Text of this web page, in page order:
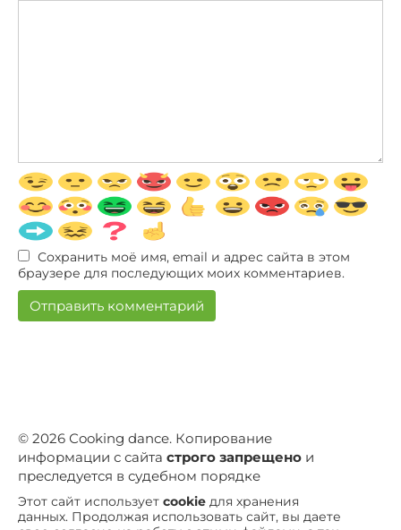
Сохранить моё имя, email и адрес сайта в этом
браузере для последующих моих комментариев.
© 2026 Сooking dance. Копирование
информации с сайта строго запрещено и
преследуется в судебном порядке
Этот сайт использует cookie для хранения
данных. Продолжая использовать сайт, вы даете